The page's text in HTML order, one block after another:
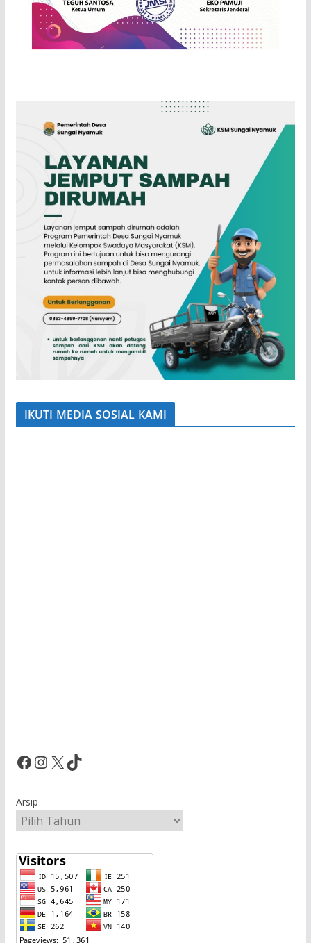
IKUTI MEDIA SOSIAL KAMI
Facebook InstagramX TikTok
Arsip